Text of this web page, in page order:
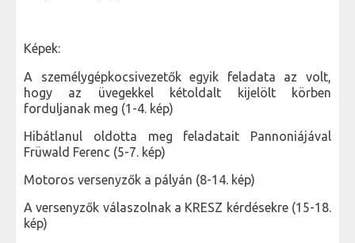
Képek:
A személygépkocsivezetők egyik feladata az volt,
hogy az üvegekkel kétoldalt kijelölt körben
forduljanak meg (1-4. kép)
Hibátlanul oldotta meg feladatait Pannoniájával
Früwald Ferenc (5-7. kép)
Motoros versenyzők a pályán (8-14. kép)
A versenyzők válaszolnak a KRESZ kérdésekre (15-18.
kép)